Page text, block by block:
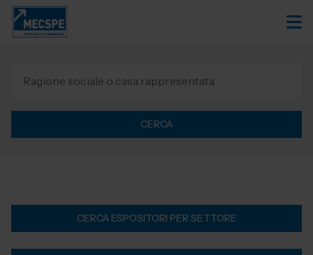
CERCA
CERCA ESPOSITORI PER SETTORE